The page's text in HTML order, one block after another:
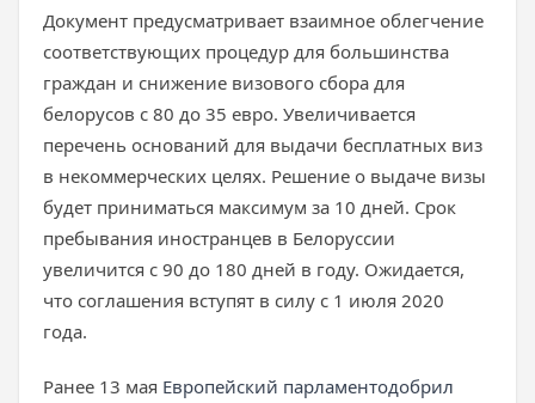
Документ предусматривает взаимное облегчение
соответствующих процедур для большинства
граждан и снижение визового сбора для
белорусов с 80 до 35 евро. Увеличивается
перечень оснований для выдачи бесплатных виз
в некоммерческих целях. Решение о выдаче визы
будет приниматься максимум за 10 дней. Срок
пребывания иностранцев в Белоруссии
увеличится с 90 до 180 дней в году. Ожидается,
что соглашения вступят в силу с 1 июля 2020
года.
Ранее 13 мая Европейский парламентодобрил